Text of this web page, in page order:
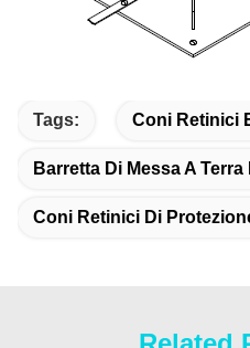
Tags: Coni Retinici
Barretta Di Messa A
Coni Retinici Di